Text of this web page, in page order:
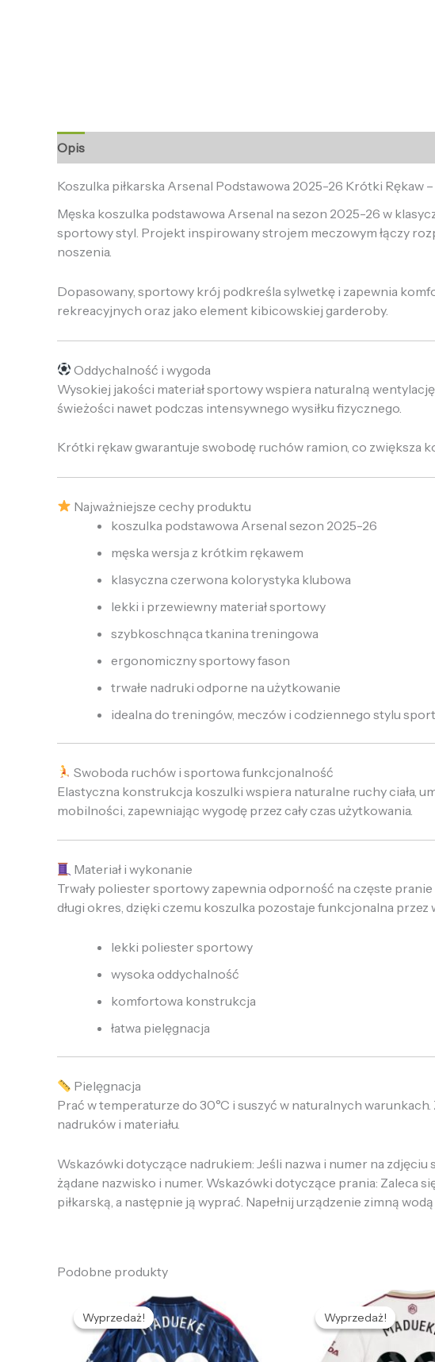
Opis
Koszulka piłkarska Arsenal Podstawowa 2025-26 Krótki Rękaw
Męska koszulka podstawowa Arsenal na sezon 2025-26 w
sportowy styl. Projekt inspirowany strojem meczowym łączy
noszenia.
Dopasowany, sportowy krój podkreśla sylwetkę i zapewnia
rekreacyjnych oraz jako element kibicowskiej garderoby.
Oddychalność i wygoda
Wysokiej jakości materiał sportowy wspiera naturalną
świeżości nawet podczas intensywnego wysiłku fizycznego.
Krótki rękaw gwarantuje swobodę ruchów ramion, co zwiększa
Najważniejsze cechy produktu
koszulka podstawowa Arsenal sezon 2025-26
męska wersja z krótkim rękawem
klasyczna czerwona kolorystyka klubowa
lekki i przewiewny materiał sportowy
szybkoschnąca tkanina treningowa
ergonomiczny sportowy fason
trwałe nadruki odporne na użytkowanie
idealna do treningów, meczów i codziennego stylu
Swoboda ruchów i sportowa funkcjonalność
Elastyczna konstrukcja koszulki wspiera naturalne ruchy ciała,
mobilności, zapewniając wygodę przez cały czas użytkowania.
Materiał i wykonanie
Trwały poliester sportowy zapewnia odporność na częste
długi okres, dzięki czemu koszulka pozostaje funkcjonalna przez
lekki poliester sportowy
wysoka oddychalność
komfortowa konstrukcja
łatwa pielęgnacja
Pielęgnacja
Prać w temperaturze do 30°C i suszyć w naturalnych
nadruków i materiału.
Wskazówki dotyczące nadrukiem: Jeśli nazwa i numer na
żądane nazwisko i numer. Wskazówki dotyczące prania: Zaleca
piłkarską, a następnie ją wyprać. Napełnij urządzenie zimną
Podobne produkty
Wyprzedaż!
Wyprzedaż!
Pierwotna
cena
wynosiła:
472,68 zł.
Aktualna
cena
wynosi:
132,66 zł.
Wyprzedaż!
Wyprzedaż!
Pierwotna
cena
wynosiła:
472,68 zł.
cena
wynosi:
132,66